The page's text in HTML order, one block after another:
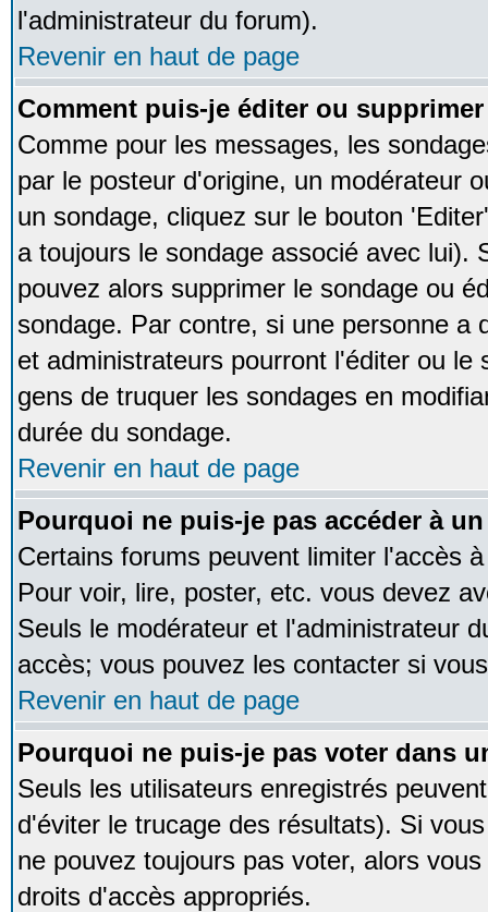
l'administrateur du forum).
Revenir en haut de page
Comment puis-je éditer ou
Comme pour les messages, les
par le posteur d'origine, un modérateur
un sondage, cliquez sur le bouton
a toujours le sondage associé avec lui).
pouvez alors supprimer le sondage ou
sondage. Par contre, si une personne a
et administrateurs pourront l'éditer ou le
gens de truquer les sondages en
durée du sondage.
Revenir en haut de page
Pourquoi ne puis-je pas accéder à
Certains forums peuvent limiter l'accès
Pour voir, lire, poster, etc. vous devez
Seuls le modérateur et l'administrateur
accès; vous pouvez les contacter si
Revenir en haut de page
Pourquoi ne puis-je pas voter dans
Seuls les utilisateurs enregistrés
d'éviter le trucage des résultats). Si
ne pouvez toujours pas voter, alors
droits d'accès appropriés.